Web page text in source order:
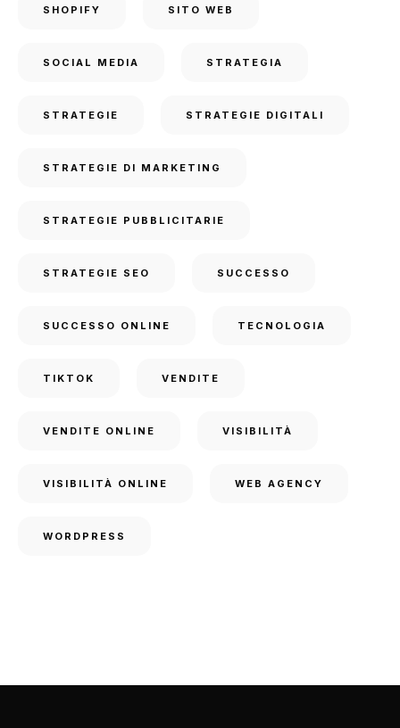
SHOPIFY SITO WEB
SOCIAL MEDIA STRATEGIA
STRATEGIE STRATEGIE DIGITALI
STRATEGIE DI MARKETING
STRATEGIE PUBBLICITARIE
STRATEGIE SEO SUCCESSO
SUCCESSO ONLINE TECNOLOGIA
TIKTOK VENDITE
VENDITE ONLINE VISIBILITÀ
VISIBILITÀ ONLINE WEB AGENCY
WORDPRESS